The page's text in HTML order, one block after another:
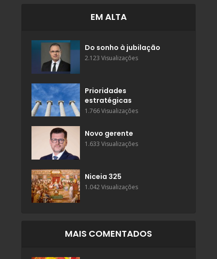
EM ALTA
Do sonho à jubilação
2.123 Visualizações
Prioridades
estratégicas
1.766 Visualizações
Novo gerente
1.633 Visualizações
Niceia 325
1.042 Visualizações
MAIS COMENTADOS